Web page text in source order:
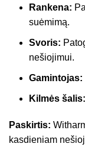
Rankena:
suėmimą.
Svoris:
nešiojimui.
Gamintojas:
Kilmės šalis:
Paskirtis:
kasdieniam